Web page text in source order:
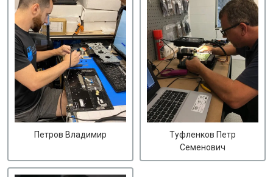
Петров Владимир
Туфленков Петр
Семенович